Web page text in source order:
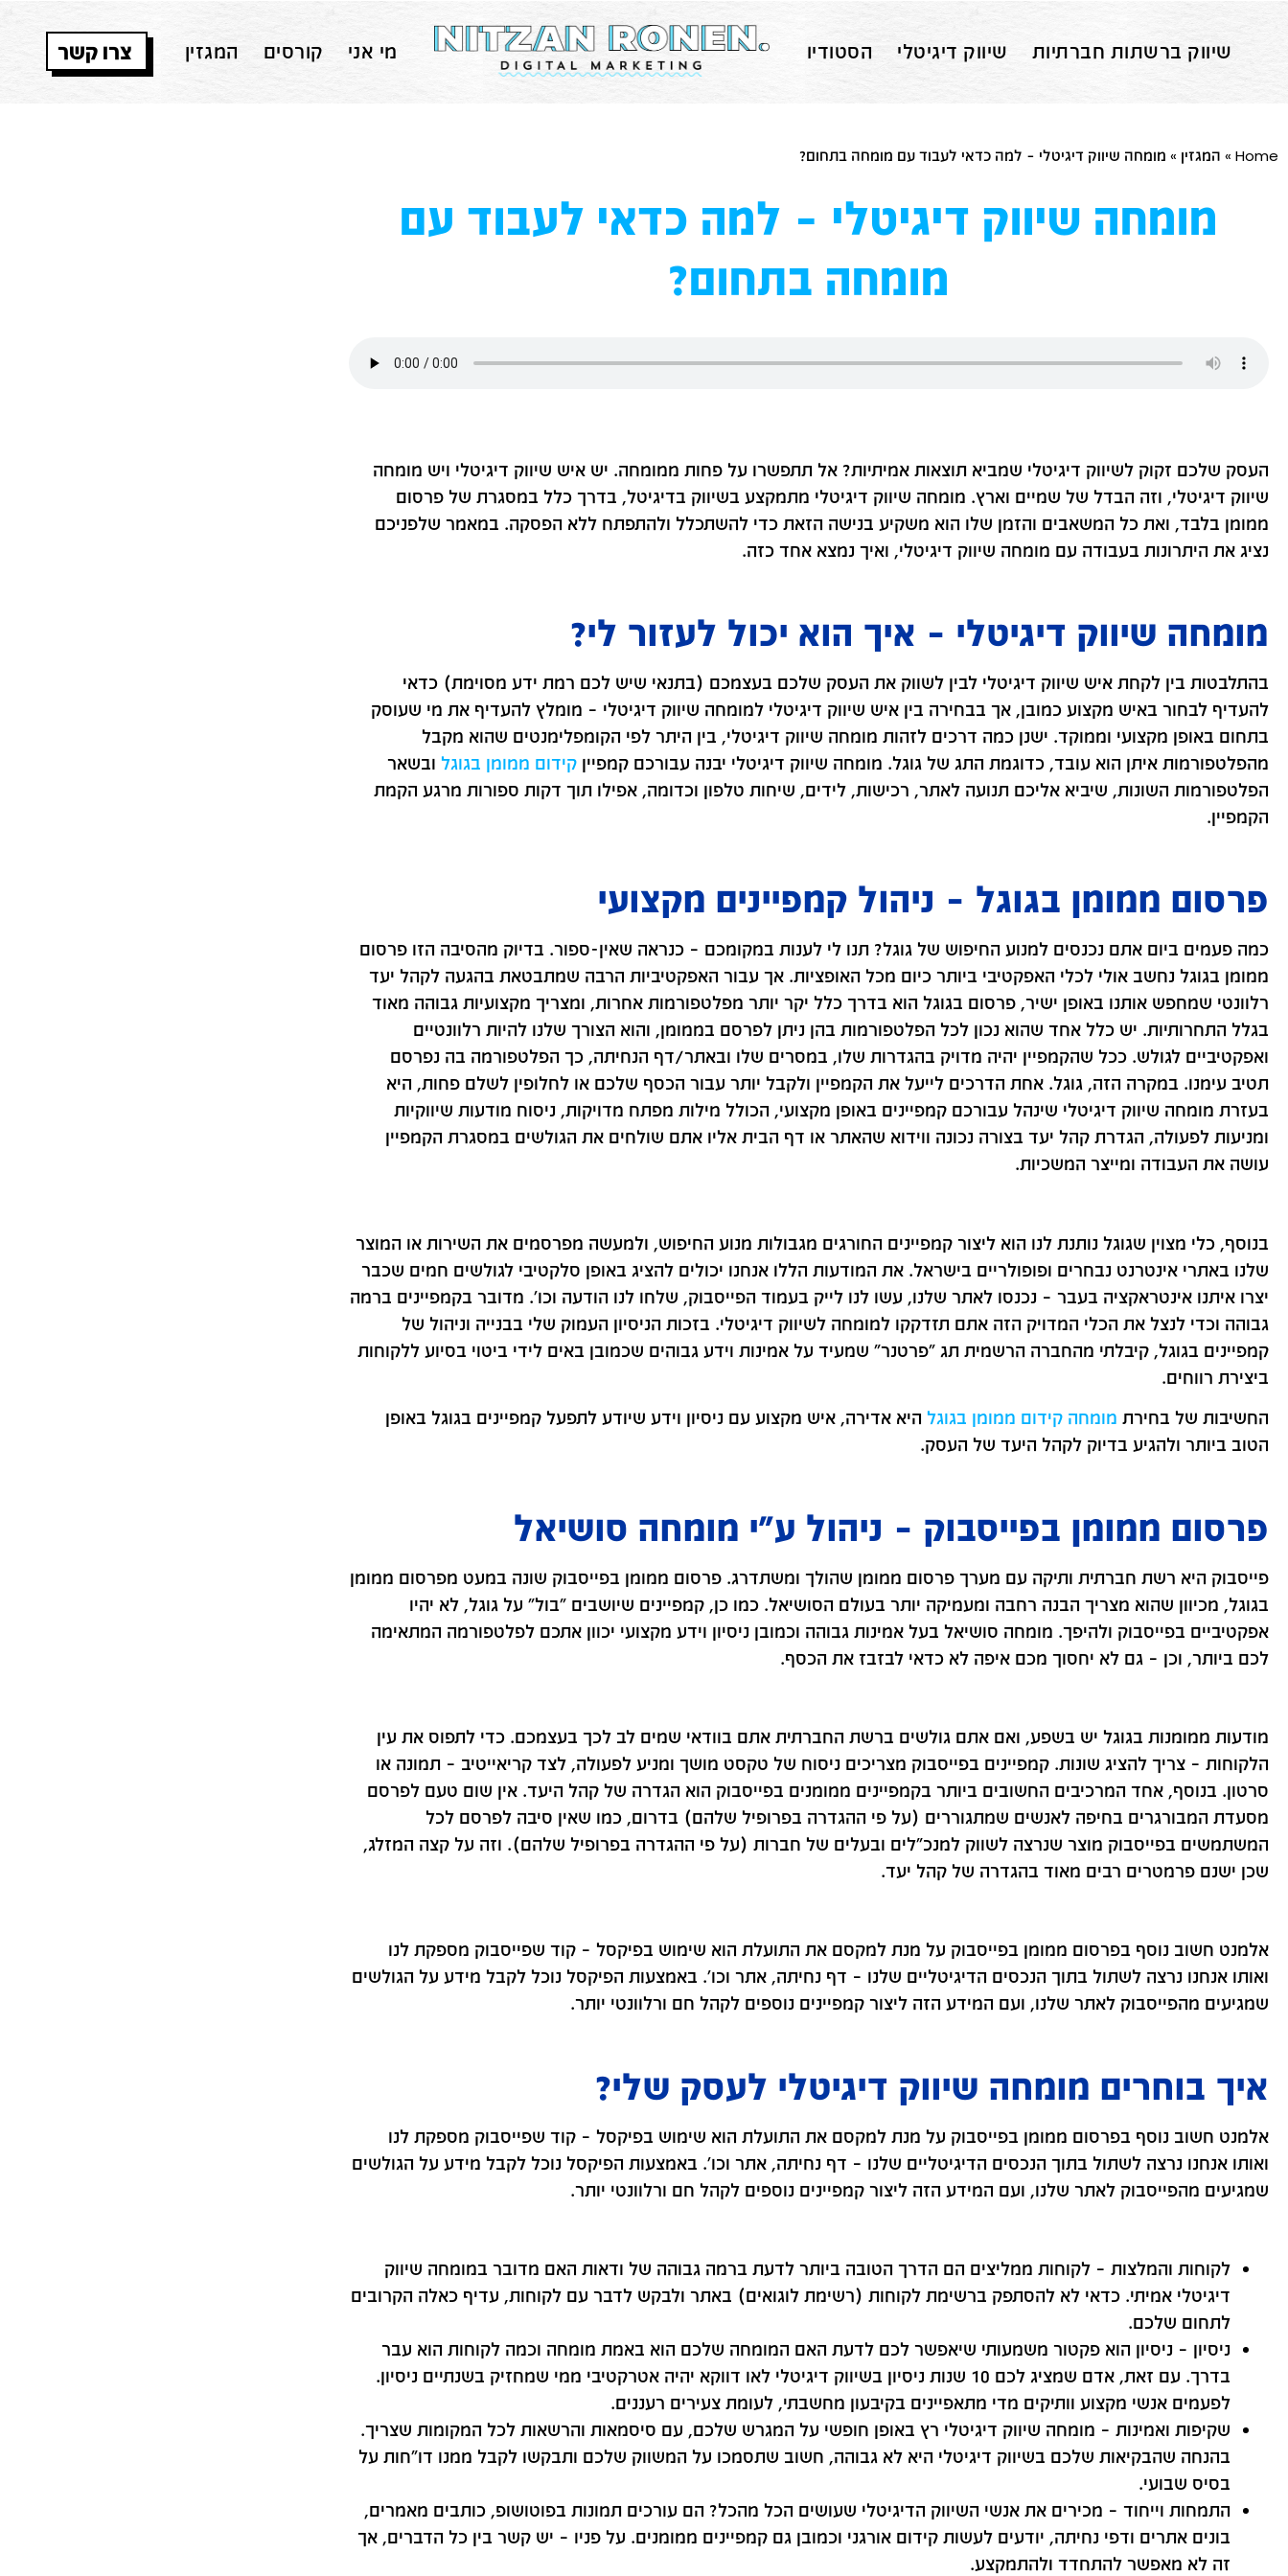
שיווק ברשתות חברתיות שיווק דיגיטלי הסטודיו מי אני קורסים המגזין צרו קשר
Home
» המגזין » מומחה שיווק דיגיטלי – למה כדאי לעבוד עם מומחה בתחום?
מומחה שיווק דיגיטלי – למה כדאי לעבוד עם
מומחה בתחום?
העסק שלכם זקוק לשיווק דיגיטלי שמביא תוצאות אמיתיות? אל תתפשרו על פחות ממומחה. יש איש שיווק דיגיטלי ויש מומחה
שיווק דיגיטלי, וזה הבדל של שמיים וארץ. מומחה שיווק דיגיטלי מתמקצע בשיווק בדיגיטל, בדרך כלל במסגרת של פרסום
ממומן בלבד, ואת כל המשאבים והזמן שלו הוא משקיע בנישה הזאת כדי להשתכלל ולהתפתח ללא הפסקה. במאמר שלפניכם
נציג את היתרונות בעבודה עם מומחה שיווק דיגיטלי, ואיך נמצא אחד כזה.
מומחה שיווק דיגיטלי – איך הוא יכול לעזור לי?
בהתלבטות בין לקחת איש שיווק דיגיטלי לבין לשווק את העסק שלכם בעצמכם (בתנאי שיש לכם רמת ידע מסוימת) כדאי
להעדיף לבחור באיש מקצוע כמובן, אך בבחירה בין איש שיווק דיגיטלי למומחה שיווק דיגיטלי – מומלץ להעדיף את מי שעוסק
בתחום באופן מקצועי וממוקד. ישנן כמה דרכים לזהות מומחה שיווק דיגיטלי, בין היתר לפי הקומפלימנטים שהוא מקבל
מהפלטפורמות איתן הוא עובד, כדוגמת התג של גוגל. מומחה שיווק דיגיטלי יבנה עבורכם קמפיין קידום ממומן בגוגל ובשאר
הפלטפורמות השונות, שיביא אליכם תנועה לאתר, רכישות, לידים, שיחות טלפון וכדומה, אפילו תוך דקות ספורות מרגע הקמת
הקמפיין.
פרסום ממומן בגוגל – ניהול קמפיינים מקצועי
כמה פעמים ביום אתם נכנסים למנוע החיפוש של גוגל? תנו לי לענות במקומכם – כנראה שאין-ספור. בדיוק מהסיבה הזו פרסום
ממומן בגוגל נחשב אולי לכלי האפקטיבי ביותר כיום מכל האופציות. אך עבור האפקטיביות הרבה שמתבטאת בהגעה לקהל יעד
רלוונטי שמחפש אותנו באופן ישיר, פרסום בגוגל הוא בדרך כלל יקר יותר מפלטפורמות אחרות, ומצריך מקצועיות גבוהה מאוד
בגלל התחרותיות. יש כלל אחד שהוא נכון לכל הפלטפורמות בהן ניתן לפרסם בממומן, והוא הצורך שלנו להיות רלוונטיים
ואפקטיביים לגולש. ככל שהקמפיין יהיה מדויק בהגדרות שלו, במסרים שלו ובאתר/דף הנחיתה, כך הפלטפורמה בה נפרסם
תטיב עימנו. במקרה הזה, גוגל. אחת הדרכים לייעל את הקמפיין ולקבל יותר עבור הכסף שלכם או לחלופין לשלם פחות, היא
בעזרת מומחה שיווק דיגיטלי שינהל עבורכם קמפיינים באופן מקצועי, הכולל מילות מפתח מדויקות, ניסוח מודעות שיווקיות
ומניעות לפעולה, הגדרת קהל יעד בצורה נכונה ווידוא שהאתר או דף הבית אליו אתם שולחים את הגולשים במסגרת הקמפיין
עושה את העבודה ומייצר המשכיות.
בנוסף, כלי מצוין שגוגל נותנת לנו הוא ליצור קמפיינים החורגים מגבולות מנוע החיפוש, ולמעשה מפרסמים את השירות או המוצר
שלנו באתרי אינטרנט נבחרים ופופולריים בישראל. את המודעות הללו אנחנו יכולים להציג באופן סלקטיבי לגולשים חמים שכבר
יצרו איתנו אינטראקציה בעבר – נכנסו לאתר שלנו, עשו לנו לייק בעמוד הפייסבוק, שלחו לנו הודעה וכו'. מדובר בקמפיינים ברמה
גבוהה וכדי לנצל את הכלי המדויק הזה אתם תזדקקו למומחה לשיווק דיגיטלי. בזכות הניסיון העמוק שלי בבנייה וניהול של
קמפיינים בגוגל, קיבלתי מהחברה הרשמית תג "פרטנר" שמעיד על אמינות וידע גבוהים שכמובן באים לידי ביטוי בסיוע ללקוחות
ביצירת רווחים.
החשיבות של בחירת מומחה קידום ממומן בגוגל היא אדירה, איש מקצוע עם ניסיון וידע שיודע לתפעל קמפיינים בגוגל באופן
הטוב ביותר ולהגיע בדיוק לקהל היעד של העסק.
פרסום ממומן בפייסבוק – ניהול ע"י מומחה סושיאל
פייסבוק היא רשת חברתית ותיקה עם מערך פרסום ממומן שהולך ומשתדרג. פרסום ממומן בפייסבוק שונה במעט מפרסום ממומן
בגוגל, מכיוון שהוא מצריך הבנה רחבה ומעמיקה יותר בעולם הסושיאל. כמו כן, קמפיינים שיושבים "בול" על גוגל, לא יהיו
אפקטיביים בפייסבוק ולהיפך. מומחה סושיאל בעל אמינות גבוהה וכמובן ניסיון וידע מקצועי יכוון אתכם לפלטפורמה המתאימה
לכם ביותר, וכן – גם לא יחסוך מכם איפה לא כדאי לבזבז את הכסף.
מודעות ממומנות בגוגל יש בשפע, ואם אתם גולשים ברשת החברתית אתם בוודאי שמים לב לכך בעצמכם. כדי לתפוס את עין
הלקוחות – צריך להציג שונות. קמפיינים בפייסבוק מצריכים ניסוח של טקסט מושך ומניע לפעולה, לצד קריאייטיב – תמונה או
סרטון. בנוסף, אחד המרכיבים החשובים ביותר בקמפיינים ממומנים בפייסבוק הוא הגדרה של קהל היעד. אין שום טעם לפרסם
מסעדת המבורגרים בחיפה לאנשים שמתגוררים (על פי ההגדרה בפרופיל שלהם) בדרום, כמו שאין סיבה לפרסם לכל
המשתמשים בפייסבוק מוצר שנרצה לשווק למנכ"לים ובעלים של חברות (על פי ההגדרה בפרופיל שלהם). וזה על קצה המזלג,
שכן ישנם פרמטרים רבים מאוד בהגדרה של קהל יעד.
אלמנט חשוב נוסף בפרסום ממומן בפייסבוק על מנת למקסם את התועלת הוא שימוש בפיקסל – קוד שפייסבוק מספקת לנו
ואותו אנחנו נרצה לשתול בתוך הנכסים הדיגיטליים שלנו – דף נחיתה, אתר וכו'. באמצעות הפיקסל נוכל לקבל מידע על הגולשים
שמגיעים מהפייסבוק לאתר שלנו, ועם המידע הזה ליצור קמפיינים נוספים לקהל חם ורלוונטי יותר.
איך בוחרים מומחה שיווק דיגיטלי לעסק שלי?
אלמנט חשוב נוסף בפרסום ממומן בפייסבוק על מנת למקסם את התועלת הוא שימוש בפיקסל – קוד שפייסבוק מספקת לנו
ואותו אנחנו נרצה לשתול בתוך הנכסים הדיגיטליים שלנו – דף נחיתה, אתר וכו'. באמצעות הפיקסל נוכל לקבל מידע על הגולשים
שמגיעים מהפייסבוק לאתר שלנו, ועם המידע הזה ליצור קמפיינים נוספים לקהל חם ורלוונטי יותר.
לקוחות והמלצות – לקוחות ממליצים הם הדרך הטובה ביותר לדעת ברמה גבוהה של ודאות האם מדובר במומחה שיווק
דיגיטלי אמיתי. כדאי לא להסתפק ברשימת לקוחות (רשימת לוגואים) באתר ולבקש לדבר עם לקוחות, עדיף כאלה הקרובים
לתחום שלכם.
ניסיון – ניסיון הוא פקטור משמעותי שיאפשר לכם לדעת האם המומחה שלכם הוא באמת מומחה וכמה לקוחות הוא עבר
בדרך. עם זאת, אדם שמציג לכם 10 שנות ניסיון בשיווק דיגיטלי לאו דווקא יהיה אטרקטיבי ממי שמחזיק בשנתיים ניסיון.
לפעמים אנשי מקצוע וותיקים מדי מתאפיינים בקיבעון מחשבתי, לעומת צעירים רעננים.
שקיפות ואמינות – מומחה שיווק דיגיטלי רץ באופן חופשי על המגרש שלכם, עם סיסמאות והרשאות לכל המקומות שצריך.
בהנחה שהבקיאות שלכם בשיווק דיגיטלי היא לא גבוהה, חשוב שתסמכו על המשווק שלכם ותבקשו לקבל ממנו דו"חות על
בסיס שבועי.
התמחות וייחוד – מכירים את אנשי השיווק הדיגיטלי שעושים הכל מהכל? הם עורכים תמונות בפוטושופ, כותבים מאמרים,
בונים אתרים ודפי נחיתה, יודעים לעשות קידום אורגני וכמובן גם קמפיינים ממומנים. על פניו – יש קשר בין כל הדברים, אך
זה לא מאפשר להתחדד ולהתמקצע.